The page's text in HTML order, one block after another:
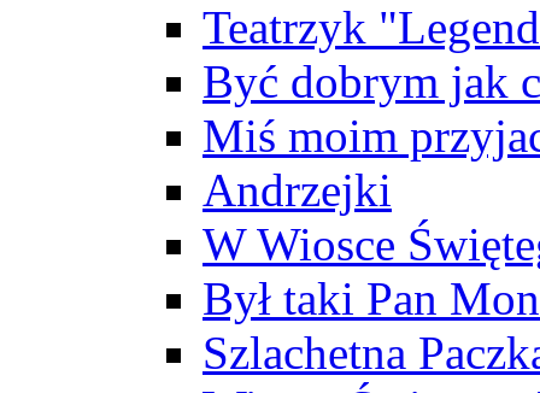
Teatrzyk
Być dobrym jak
Miś moim
Andrzejki
W Wiosce
Był taki Pan
Szlachetna